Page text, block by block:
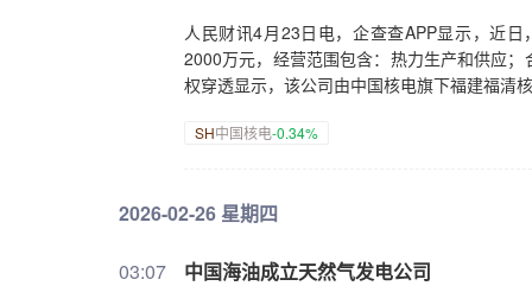
人民财讯4月23日电，企查查APP显示，近
2000万元，经营范围包含：热力生产和供应
权穿透显示，该公司由中国核电旗下福建福清
SH中国核电-0.34%
2026-02-26 星期四
03:07 中国海油成立天然气发电公司